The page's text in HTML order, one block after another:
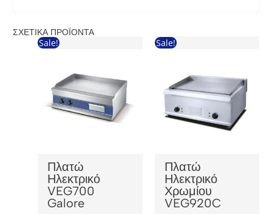
ΣΧΕΤΙΚΆ ΠΡΟΪΌΝΤΑ
Sale!
Πλατώ
Ηλεκτρικό
VEG700
Galore
Sale!
Πλατώ
Ηλεκτρικό
Χρωμίου
VEG920C